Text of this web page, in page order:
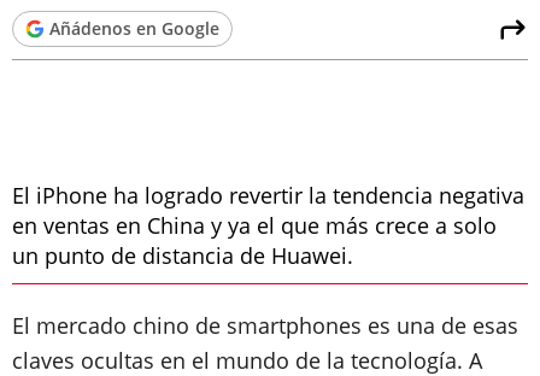
Añádenos en Google
El iPhone ha logrado revertir la tendencia negativa
en ventas en China y ya el que más crece a solo
un punto de distancia de Huawei.
El mercado chino de smartphones es una de esas
claves ocultas en el mundo de la tecnología. A